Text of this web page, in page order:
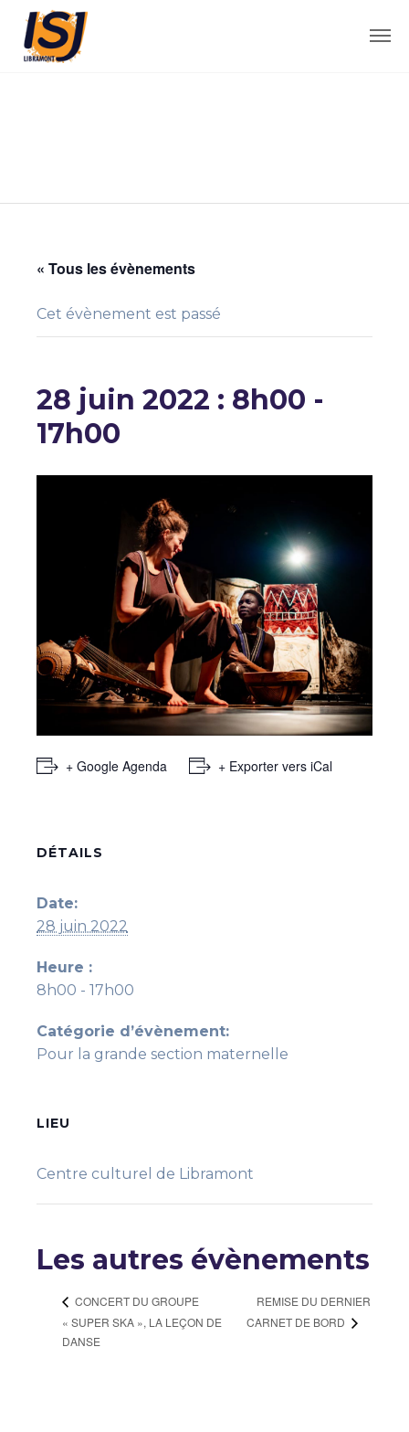
« Tous les évènements
Cet évènement est passé
28 juin 2022 : 8h00 -
17h00
+ Google Agenda + Exporter vers iCal
DÉTAILS
Date:
28 juin 2022
Heure :
8h00 - 17h00
Catégorie d’évènement:
Pour la grande section maternelle
LIEU
Centre culturel de Libramont
Les autres évènements
CONCERT DU GROUPE
« SUPER SKA », LA LEÇON DE
DANSE
REMISE DU DERNIER
CARNET DE BORD